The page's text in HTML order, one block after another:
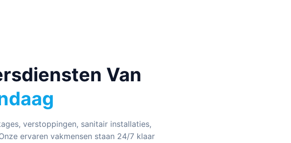
Van
verstoppingen, sanitair installaties,
ervaren vakmensen staan 24/7 klaar